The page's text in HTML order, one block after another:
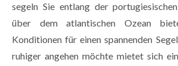
segeln Sie entlang der
über dem atlantischen Ozean
Konditionen für einen spannenden
ruhiger angehen möchte mietet sich